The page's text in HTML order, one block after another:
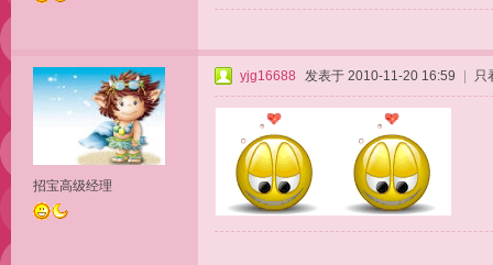
招宝高级经理
yjg16688 发表于 2010-11-20 16:59 只